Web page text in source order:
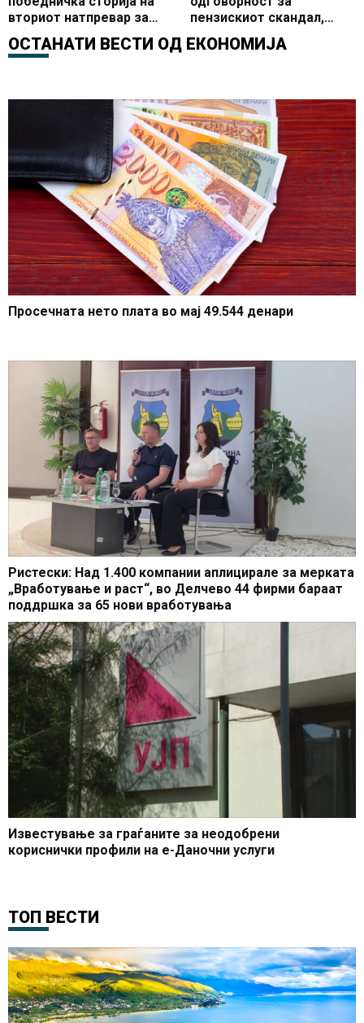
вториот натпревар за
зелена економија
пензискиот скандал,
МРП-вакцините под лупа
на ОЈО
ОСТАНАТИ ВЕСТИ ОД ЕКОНОМИЈА
Просечната нето плата во мај 49.544 денари
Ристески: Над 1.400 компании аплицирале за мерката
„Вработување и раст“, во Делчево 44 фирми бараат
поддршка за 65 нови вработувања
Известување за граѓаните за неодобрени
кориснички профили на е-Даночни услуги
ТОП ВЕСТИ